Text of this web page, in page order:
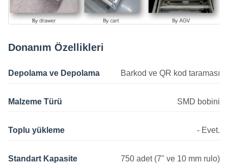
Donanım Özellikleri
Depolama ve Depolama Barkod ve QR kod taraması
Malzeme Türü SMD bobini
Toplu yükleme - Evet.
Standart Kapasite 750 adet (7" ve 10 mm rulo)